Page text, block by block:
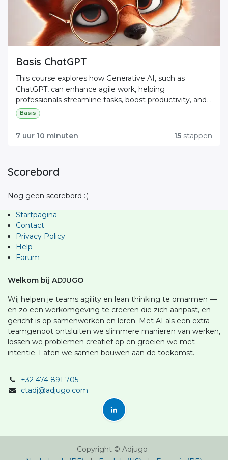
Scorebord
Nog geen scorebord :(
Basis ChatGPT
This course explores how Generative AI, such as
ChatGPT, can enhance agile work, helping
professionals streamline tasks, boost productivity, and
make smarter decisions.
Basis
7 uur 10 minuten 15 stappen
Startpagina
Contact
Privacy Policy
Help
Forum
Welkom bij ADJUGO
Wij helpen je teams agility en lean thinking te omarmen —
en zo een werkomgeving te creëren die zich aanpast, en
gericht is op samenwerken en leren. Met AI als een extra
teamgenoot ontsluiten we slimmere manieren van werken,
lossen we problemen creatief op en groeien we met
intentie. Laten we samen bouwen aan de toekomst.
+32 474 891 705
ctadj@adjugo.com
Copyright © Adjugo